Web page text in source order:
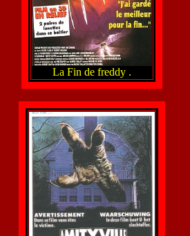
La Fin de freddy .